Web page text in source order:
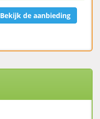
Bekijk de aanbieding